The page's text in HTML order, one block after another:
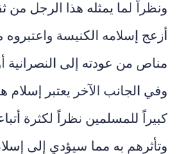
ونظراً لما يمثله هذا الرجل من
أزعج إسلامه الكنيسة واعتبروه
مناص من عودته إلى النصرانية
وفي الجانب الآخر يعتبر إسلام
كبيراً للمسلمين نظراً لكثرة
وتأثرهم به مما سيؤدي إلى